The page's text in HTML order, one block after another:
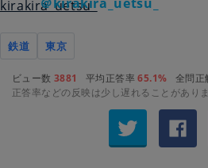
鉄道 東京
ビュー数 3881 平均正答率65.1% 全問正
正答率などの反映は少し遅れることがありま